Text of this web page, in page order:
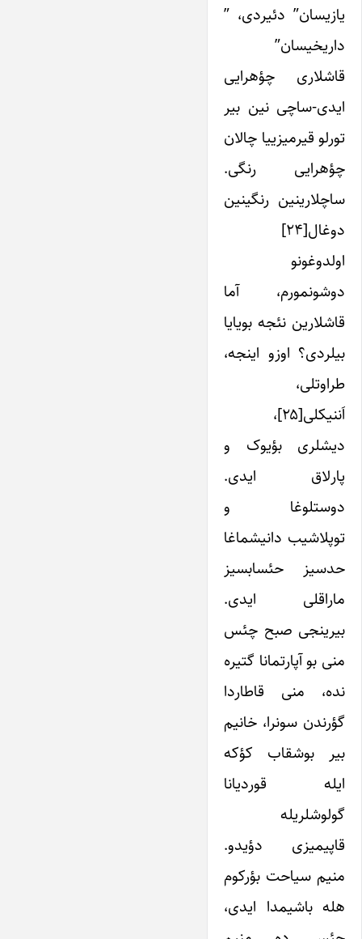
یازیسان” دئیردی، ”
داریخیسان”
قاشلاری چؤهرایی
ایدی-ساچی نین بیر
تورلو قیرمیزی­یا چالان
چؤهرایی رنگی.
ساچلاری­نین رنگی­نین
دوغال[۲۴]
اولدوغونو
دوشونمورم، آما
قاشلارین نئجه بویایا
بیلردی؟ اوزو اینجه،
طراوتلی،
اَننیکلی[۲۵]،
دیشلری بؤیوک و
پارلاق ایدی.
دوستلوغا و
توپلاشیب دانیشماغا
حدسیز حئسابسیز
ماراقلی ایدی.
بیرینجی صبح چئس
منی بو آپارتمانا گتیره
نده، منی قاطاردا
گؤرندن سونرا، خانیم
بیر بوشقاب کؤکه
ایله قوردیانا
گولوشلریله
قاپیمیزی دؤیدو.
منیم سیاحت بؤرکوم
هله باشیمدا ایدی،